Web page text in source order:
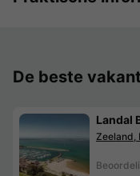
De beste
Landal
Zeeland,